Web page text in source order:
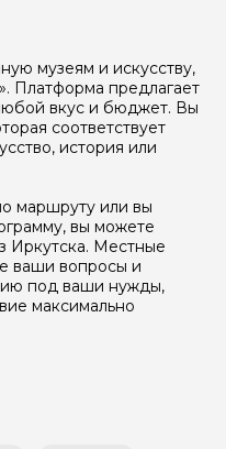
музеям и искусству,
Платформа предлагает
вкус и бюджет. Вы
соответствует
история или
маршруту или вы
вы можете
Иркутска. Местные
ваши вопросы и
под ваши нужды,
максимально